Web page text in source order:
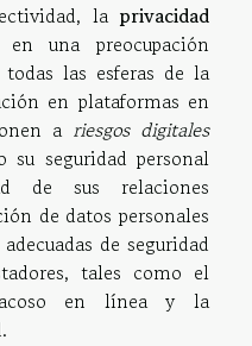
la privacidad
una preocupación
las esferas de la
en plataformas en
a riesgos digitales
su seguridad personal
de sus relaciones
de datos personales
de seguridad
tales como el
en línea y la